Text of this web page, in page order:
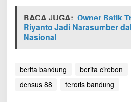
BACA JUGA: Owner Batik
Riyanto Jadi Narasumber
Nasional
berita bandung berita cirebon
densus 88
teroris bandung